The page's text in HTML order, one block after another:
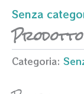
Senza
Prodotto
Categoria: